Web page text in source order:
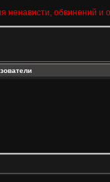
обвинений